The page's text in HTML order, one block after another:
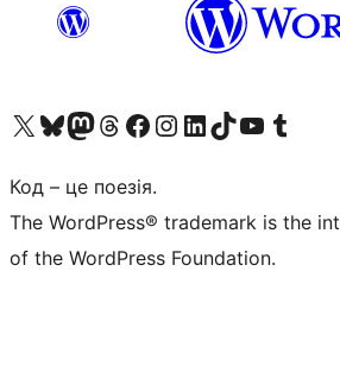
Visit our X (formerly Twitter) account
Visit our Bluesky account
Завітайте до нашої стрічки в Mastodon
Visit our Threads account
Завітайте на нашу сторінку в Facebook
Visit our Instagram account
Visit our LinkedIn account
Visit our TikTok account
Visit our YouTube channel
Visit our Tumblr
Код – це поезія.
The WordPress® trademark is the
of the WordPress Foundation.